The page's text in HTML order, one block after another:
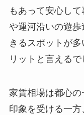
もあって安心し
や運河沿いの遊
きるスポットが
リットと言えるで
家賃相場は都心
印象を受ける一